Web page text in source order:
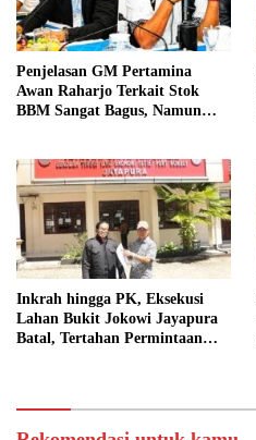
Penjelasan GM Pertamina
Awan Raharjo Terkait Stok
BBM Sangat Bagus, Namun
Inkrah hingga PK, Eksekusi
Lahan Bukit Jokowi Jayapura
Batal, Tertahan Permintaan